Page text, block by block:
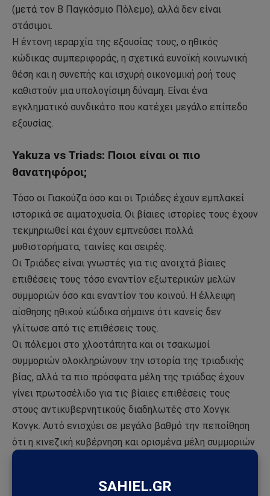
(μετά τον Β Παγκόσμιο Πόλεμο), αλλά δεν είναι
στάσιμοι.
Η έντονη ιεραρχία της εξουσίας τους, ο ηθικός
κώδικας συμπεριφοράς, η σχετικά ευνοϊκή κοινωνική
θέση και η συνεπής και ισχυρή οικονομική ροή τους
καθιστούν μια υπολογίσιμη δύναμη. Είναι ένα
εγκληματικό συνδικάτο που κατέχει μεγάλο επίπεδο
εξουσίας.
Yakuza vs Triads: Ποιοι είναι οι πιο
θανατηφόροι;
Τόσο οι Γιακούζα όσο και οι Τριάδες έχουν εμπλακεί
ιστορικά σε αιματοχυσία. Οι βίαιες ιστορίες τους έχουν
τεκμηριωθεί και έχουν εμπνεύσει πολλά
μυθιστορήματα, ταινίες και σειρές.
Οι Τριάδες είναι γνωστές για τις ανοιχτά βίαιες
επιθέσεις τους τόσο εναντίον εξωτερικών μελών
συμμοριών όσο και εναντίον του κοινού. Η έλλειψη
αίσθησης ηθικού κώδικα σήμαινε ότι κανείς δεν
γλίτωσε από τις επιθέσεις τους.
Οι πόλεμοι στο χλοοτάπητα και οι τσακωμοί
συμμοριών ολοκληρώνουν την ιστορία της τριαδικής
βίας, αλλά τα πιο πρόσφατα μέλη της τριάδας έχουν
γίνει πρωτοσέλιδο για τις βίαιες επιθέσεις τους
στους αντικυβερνητικούς διαδηλωτές στο Χονγκ
Κονγκ. Αυτό ενισχύει σε μεγάλο βαθμό την πεποίθηση
ότι η κινεζική κυβέρνηση και ορισμένα μέλη συμμοριών
τριάδας συνδέονται.
Τριάδες, ωστόσο, οι κρίσεις βίαιων εγκλημάτων τους